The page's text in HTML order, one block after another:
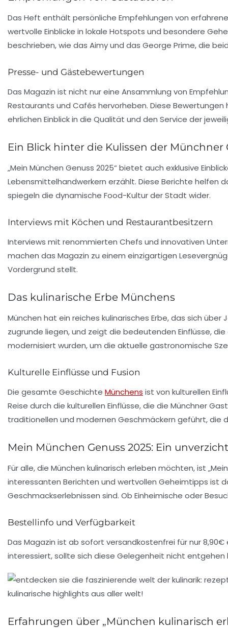
Das Heft enthält persönliche Empfehlungen von
wertvolle Einblicke in lokale Hotspots und besondere
beschrieben, wie das Aimy und das George Prime, die
Presse- und Gästebewertungen
Das Magazin ist nicht nur eine Ansammlung von
Restaurants und Cafés hervorheben. Diese
ehrlichen Einblick in die Qualität und den Service der
Ein Blick hinter die Kulissen der Münchner
„Mein München Genuss 2025“ bietet auch exklusive
Lebensmittelhandwerkern erzählt. Diese Berichte helfen
spiegeln die dynamische Food-Kultur der Stadt wider.
Interviews mit Köchen und Restaurantbesitzern
Interviews mit renommierten Chefs und innovativen
machen das Magazin zu einem einzigartigen
Vordergrund stellt.
Das kulinarische Erbe Münchens
München hat ein reiches kulinarisches Erbe, das sich über
zugrunde liegen, und zeigt die bedeutenden Einflüsse,
modernisiert wurden, um die aktuelle gastronomische
Kulturelle Einflüsse und Fusion
Die gesamte Geschichte Münchens ist von kulturellen
Reise durch die kulturellen Einflüsse, die die Münchner
traditionellen und modernen Geschmäckern geführt, die
Mein München Genuss 2025: Ein
Für alle, die München kulinarisch erleben möchten, ist
interessanten Berichten und wertvollen Geheimtipps ist
Geschmackserlebnissen sind. Ob Einheimische oder
Bestellinfo und Verfügbarkeit
Das Magazin ist ab sofort versandkostenfrei für nur
interessiert, sollte sich diese Gelegenheit nicht entgehen
Erfahrungen über „München kulinarisch